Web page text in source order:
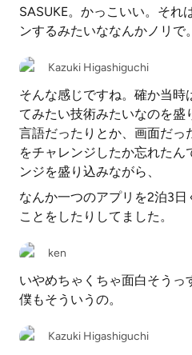
SASUKE。かっこいい。それ
ンするみたいななんかノリで。
Kazuki Higashiguchi
そんな感じですね。確か当時
てみたい技術みたいなのを盛
言語だったりとか、画面だっ
をチャレンジしたか忘れたん
ンジを盛り込みながら、
なんか一つのアプリを2泊3
ことをしたりしてました。
ken
いやめちゃくちゃ面白そうっ
僕もそういうの。
Kazuki Higashiguchi